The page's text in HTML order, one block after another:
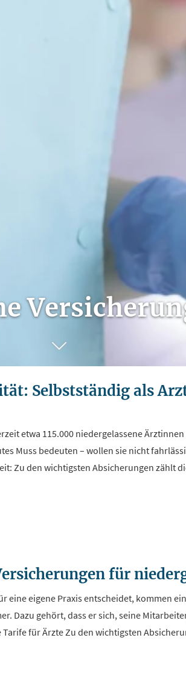
Selbstständig als
etwa 115.000 niedergelassene
Muss bedeuten – wollen sie nicht
Zu den wichtigsten Absicherungen zählt
für
eine eigene Praxis entscheidet, kommen
Dazu gehört, dass er sich, seine
Tarife für Ärzte Zu den wichtigsten